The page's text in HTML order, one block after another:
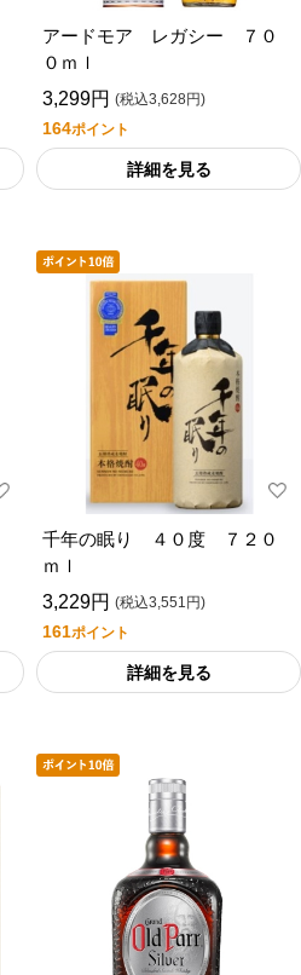
アードモア レガシー ７０
０ｍｌ
3,299円 (税込3,628円)
164ポイント
詳細を見る
千年の眠り ４０度 ７２０
ｍｌ
3,229円 (税込3,551円)
161ポイント
詳細を見る